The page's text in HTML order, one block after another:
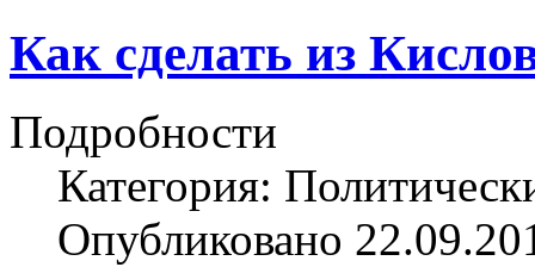
Как сделать из
Подробности
Категория:
Опубликовано